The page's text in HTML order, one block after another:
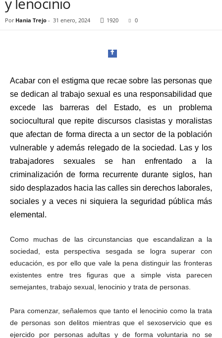
d
Por Hania Trejo - 31 enero, 2024 1920 0
Facebook
Twitter
Whatsapp
Acabar con el estigma que recae sobre las personas que
se dedican al trabajo sexual es una responsabilidad que
excede las barreras del Estado, es un problema
sociocultural que repite discursos clasistas y moralistas
que afectan de forma directa a un sector de la población
vulnerable y además relegado de la sociedad. Las y los
trabajadores sexuales se han enfrentado a la
criminalización de forma recurrente durante siglos, han
sido desplazados hacia las calles sin derechos laborales,
sociales y a veces ni siquiera la seguridad pública más
elemental.
Como muchas de las circunstancias que escandalizan a la
sociedad, esta perspectiva sesgada se logra superar con
educación, es por ello que vale la pena distinguir las fronteras
existentes entre tres figuras que a simple vista parecen
semejantes, trabajo sexual, lenocinio y trata de personas.
Para comenzar, señalemos que tanto el lenocinio como la trata
de personas son delitos mientras que el sexoservicio que es
ejercido por personas adultas y de forma voluntaria no se